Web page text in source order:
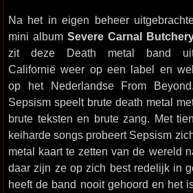
Na het in eigen beheer
mini album Severe Carnal
zit deze Death metal band
Californië weer op een label en wel
op het Nederlandse From Beyond.
Sepsism speelt brute death metal
brute teksten en brute zang. Met tien
keiharde songs probeert Sepsism
metal kaart te zetten van de wereld
daar zijn ze op zich best redelijk in
heeft de band nooit gehoord en het